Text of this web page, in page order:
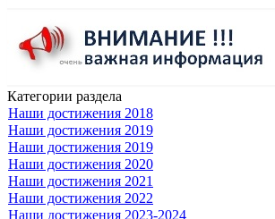
Категории раздела
Наши достижения 2018
Наши достижения 2019
Наши достижения 2019
Наши достижения 2020
Наши достижения 2021
Наши достижения 2022
Наши достижения 2023-2024